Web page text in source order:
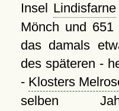
Insel Lindisfarne
Mönch und
das damals
des späteren -
- Klosters
selben